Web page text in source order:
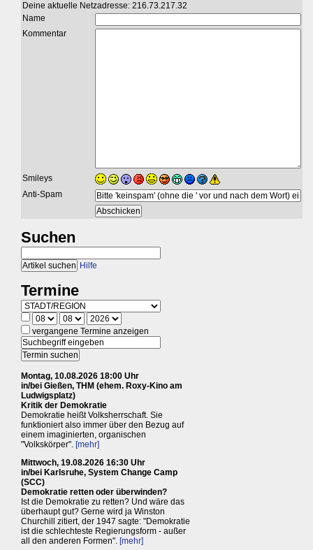
Deine aktuelle Netzadresse: 216.73.217.32
Name
Kommentar
Smileys
Anti-Spam
Suchen
Hilfe
Termine
vergangene Termine anzeigen
Montag, 10.08.2026 18:00 Uhr
in/bei Gießen, THM (ehem. Roxy-Kino am
Ludwigsplatz)
Kritik der Demokratie
Demokratie heißt Volksherrschaft. Sie
funktioniert also immer über den Bezug auf
einem imaginierten, organischen
"Volkskörper". [mehr]
Mittwoch, 19.08.2026 16:30 Uhr
in/bei Karlsruhe, System Change Camp
(SCC)
Demokratie retten oder überwinden?
Ist die Demokratie zu retten? Und wäre das
überhaupt gut? Gerne wird ja Winston
Churchill zitiert, der 1947 sagte: "Demokratie
ist die schlechteste Regierungsform - außer
all den anderen Formen". [mehr]